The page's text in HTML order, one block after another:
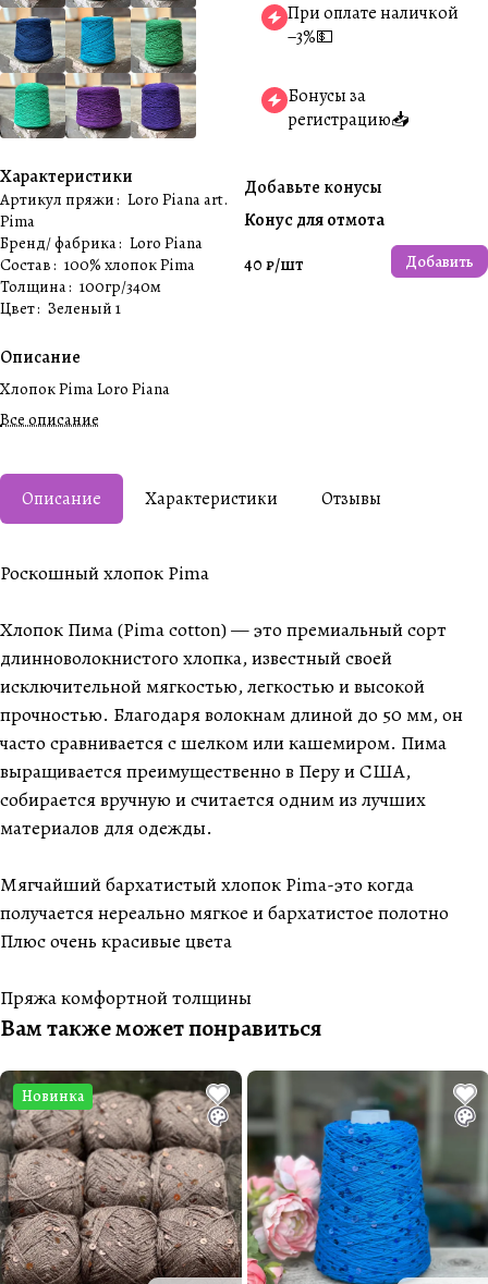
Характеристики
Артикул пряжи: Loro Piana art.
Pima
Бренд/ фабрика: Loro Piana
Состав: 100% хлопок Pima
Толщина: 100гр/340м
Цвет: Зеленый 1
Описание
Хлопок Pima Loro Piana
Все описание
При оплате наличкой
−3%💵
Бонусы за
регистрацию📥
Добавьте конусы
Конус для отмота
40 ₽/шт Добавить
Описание Характеристики Отзывы
Роскошный хлопок Pima
Хлопок Пима (Pima cotton) — это премиальный сорт
длинноволокнистого хлопка, известный своей
исключительной мягкостью, легкостью и высокой
прочностью. Благодаря волокнам длиной до 50 мм, он
часто сравнивается с шелком или кашемиром. Пима
выращивается преимущественно в Перу и США,
собирается вручную и считается одним из лучших
материалов для одежды.
Мягчайший бархатистый хлопок Pima-это когда
получается нереально мягкое и бархатистое полотно
Плюс очень красивые цвета
Пряжа комфортной толщины
Вам также может понравиться
Новинка